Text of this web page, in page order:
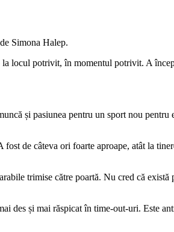
Simona Halep.
locul potrivit, în momentul potrivit. A
și pasiunea pentru un sport nou
de câteva ori foarte aproape, atât la
trimise către poartă. Nu cred că
des și mai răspicat în time-out-uri. Este